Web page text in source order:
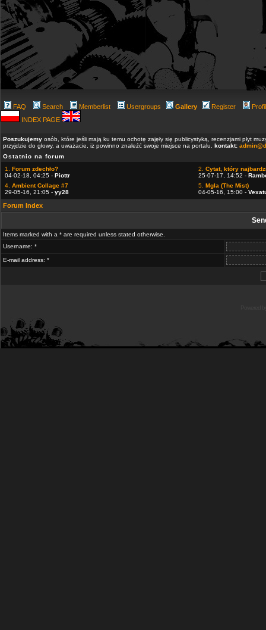
FAQ Search Memberlist Usergroups Gallery Register
INDEX PAGE
Poszukujemy osób, które jeśli mają ku temu ochotę zajęły się publicystyką, recenzjami płyt
przyjdzie do głowy, a uważacie, iż powinno znaleźć swoje miejsce na portalu. kontakt:
Ostatnio na forum
1. Forum zdechło?
04-02-18, 04:25 - Piottr
2. Cytat, który
25-07-17, 14:52 -
4. Ambient Collage #7
29-05-16, 21:05 - yy28
5. Mgla (The Mist)
04-05-16, 15:00 -
Forum Index
Items marked with a * are required unless stated otherwise.
Username: *
E-mail address: *